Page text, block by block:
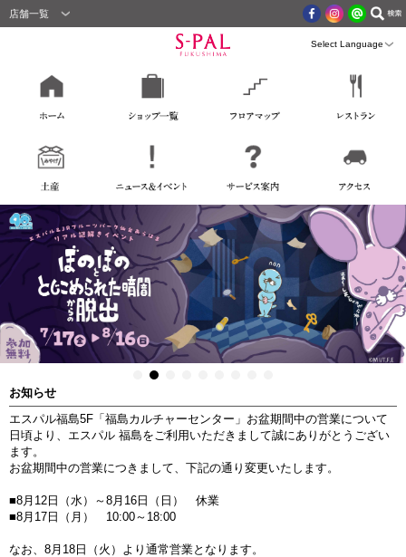
店舗一覧
お知らせ
エスパル福島5F「福島カルチャーセンター」お盆期間中の営業について
日頃より、エスパル 福島をご利用いただきまして誠にありがとうござい
ます。
お盆期間中の営業につきまして、下記の通り変更いたします。
■8月12日（水）～8月16日（日） 休業
■8月17日（月） 10:00～18:00
なお、8月18日（火）より通常営業となります。